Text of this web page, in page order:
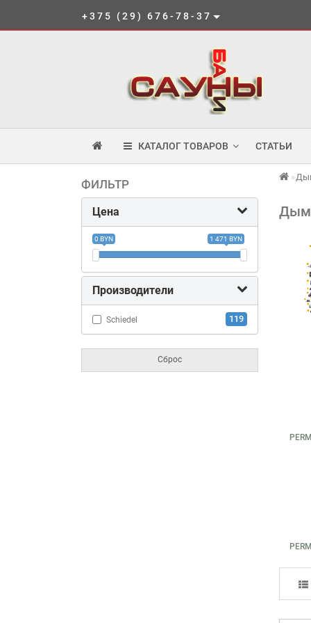
+375 (29) 676-78-37
КАТАЛОГ ТОВАРОВ СТАТЬИ
ФИЛЬТР
Цена
0 BYN 1 471 BYN
Производители
Schiedel 119
Сброс